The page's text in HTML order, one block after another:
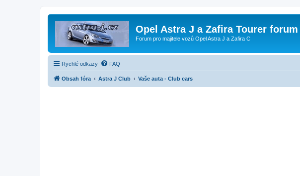
Opel Astra J a Zafira Tourer forum
Forum pro majitele vozů Opel Astra J a Zafira C
Rychlé odkazy FAQ
Obsah fóra Astra J Club Vaše auta - Club cars